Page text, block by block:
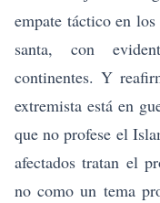
empate táctico en
santa, con
continentes. Y
extremista está en
que no profese el
afectados tratan el
no como un tema